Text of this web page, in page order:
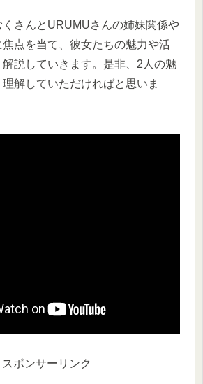
くさんとURUMUさんの姉妹関係や
点を当て、彼女たちの魅力や活
説していきます。是非、2人の魅
解していただければと思いま
スポンサーリンク